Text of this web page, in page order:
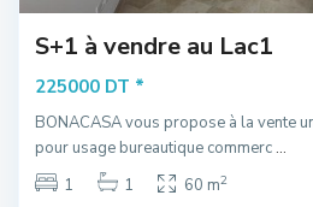
S+1 à vendre au Lac1
225000 DT *
BONACASA vous propose à la vente
pour usage bureautique commerc...
1
1 60 m2